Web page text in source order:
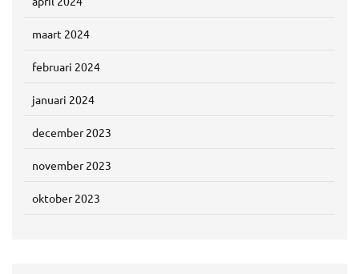
maart 2024
februari 2024
januari 2024
december 2023
november 2023
oktober 2023